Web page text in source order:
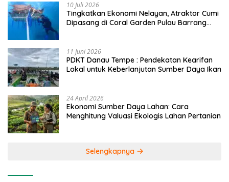
10 Juli 2026
Tingkatkan Ekonomi Nelayan, Atraktor Cumi
Dipasang di Coral Garden Pulau Barrang
11 Juni 2026
PDKT Danau Tempe : Pendekatan Kearifan
Lokal untuk Keberlanjutan Sumber Daya Ikan
24 April 2026
Ekonomi Sumber Daya Lahan: Cara
Menghitung Valuasi Ekologis Lahan Pertanian
Selengkapnya